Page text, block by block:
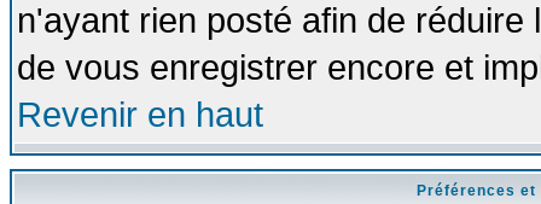
n'ayant rien posté afin de
de vous enregistrer encore et
Revenir en haut
Préférences